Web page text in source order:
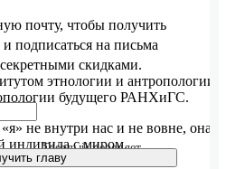
этнологии и антропологии
будущего РАНХиГС.
не внутри нас и не вовне, она
индивида с миром.
Твердый переплет
почту, чтобы получить
подписаться на письма
скидками.
главу